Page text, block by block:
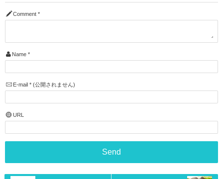
Comment *
Name *
E-mail *(公開されません)
URL